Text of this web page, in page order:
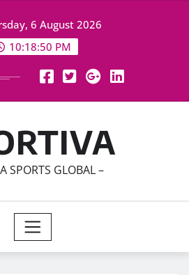
6 August 2026
10:18:52 PM
SPORTS GLOBAL –